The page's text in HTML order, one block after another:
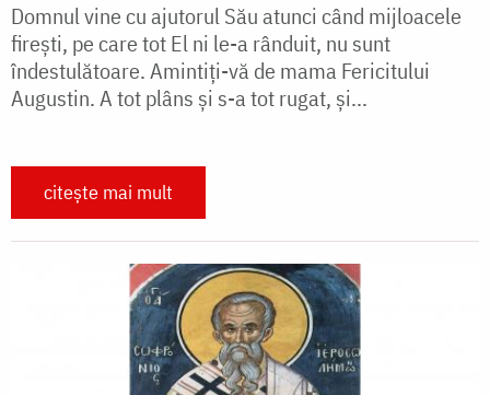
Domnul vine cu ajutorul Său atunci când mijloacele
fireşti, pe care tot El ni le-a rânduit, nu sunt
îndestulătoare. Amintiţi-vă de mama Fericitului
Augustin. A tot plâns şi s-a tot rugat, şi...
citește mai mult